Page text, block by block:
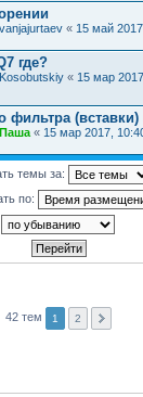
vanjajurtaev « 15 май
где?
Kosobutskiy « 15 мар
фильтра
Паша « 15 мар 2017,
темы за:
по:
42 тем 1 2